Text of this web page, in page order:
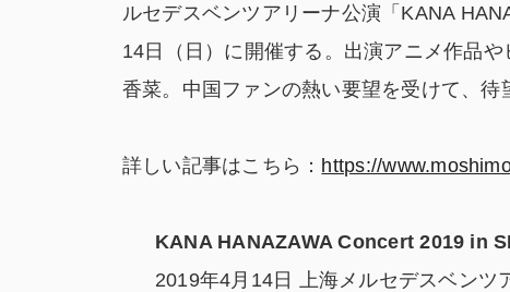
ルセデスベンツアリーナ公演「KANA
14日（日）に開催する。出演アニメ作品
香菜。中国ファンの熱い要望を受けて、待
詳しい記事はこちら： https://
KANA HANAZAWA Concert 2019 in
2019年4月14日 上海メルセデスベンツ